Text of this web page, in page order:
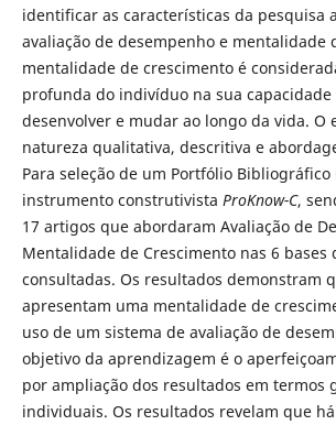
identificar as características da pesquisa
avaliação de desempenho e mentalidade
mentalidade de crescimento é
profunda do indivíduo na sua
desenvolver e mudar ao longo da vida. O
natureza qualitativa, descritiva e
Para seleção de um Portfólio
instrumento construtivista ProKnow-C,
17 artigos que abordaram Avaliação de
Mentalidade de Crescimento nas 6 bases
consultadas. Os resultados demonstram
apresentam uma mentalidade de
uso de um sistema de avaliação de
objetivo da aprendizagem é o
por ampliação dos resultados em termos
individuais. Os resultados revelam que